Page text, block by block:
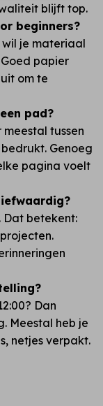
blijft top.
beginners?
wil je materiaal
papier
om te
pad?
tussen
Genoeg
pagina voelt
Dat betekent:
Dan
Meestal heb je
netjes verpakt.